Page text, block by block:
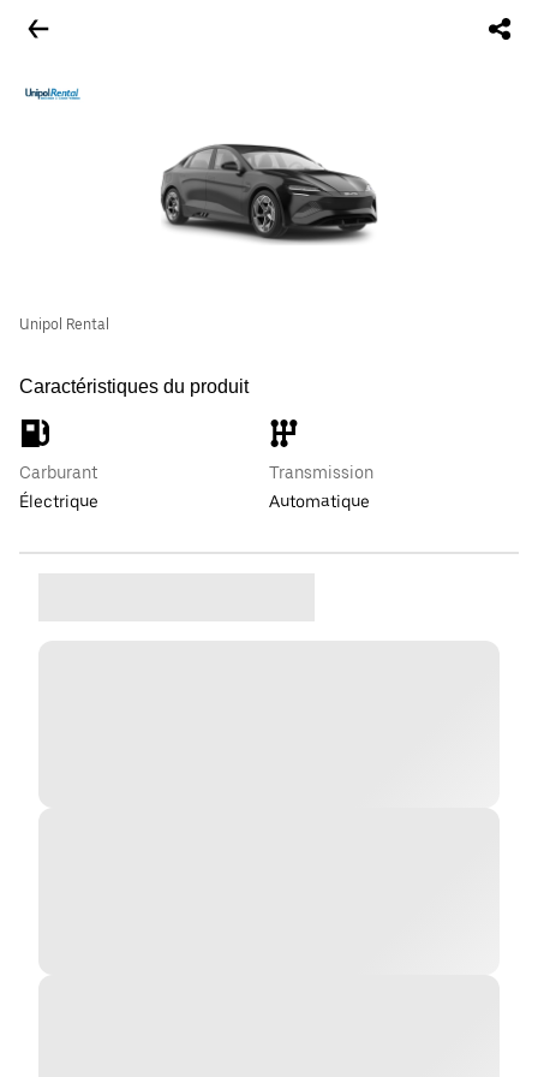
Unipol Rental
Caractéristiques du produit
Carburant
Électrique
Transmission
Automatique